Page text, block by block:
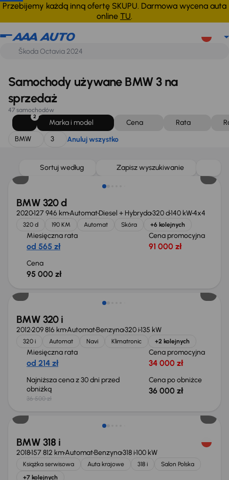
Przebijemy każdą inną ofertę SKUPU. Darmowa wycena auta
online TU.
BMW 3 Anuluj wszystko
Samochody używane BMW 3 na
sprzedaż
47 samochodów
2
Marka i model Cena Rata
BMW
3 Anuluj wszystko
Sortuj według Zapisz wyszukiwanie
BMW 320 d
2020127 946 kmAutomatDiesel + Hybryda320 d140 kW4x4
320 d 190 KM Automat Skóra +6 kolejnych
Miesięczna rata
od 565 zł
Cena promocyjna
91 000 zł
Cena
95 000 zł
Taniej o 500 zł
BMW 320 i
2012209 816 kmAutomatBenzyna320 i135 kW
320 i Automat Navi Klimatronic +2 kolejnych
Miesięczna rata
od 214 zł
Cena promocyjna
34 000 zł
Najniższa cena z 30 dni przed
obniżką
36 500 zł
Cena po obniżce
36 000 zł
BMW 318 i
2018157 812 kmAutomatBenzyna318 i100 kW
Książka serwisowa Auta krajowe 318 i
Salon Polska
+7 kolejnych